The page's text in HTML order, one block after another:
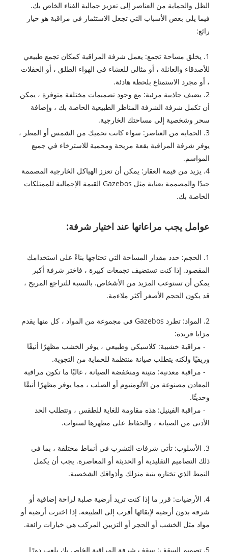
الظل والحماية من العناصر إلى تعزيز جمالية الفناء الخاص بك.
فيما يلي بعض الأسباب التي تجعل الاستثمار في مراقبة هو خيار
رائع:
1. يخلق مساحة تجمع: يعمل شرفة المراقبة كمكان تجمع طبيعي
للأصدقاء والعائلة ، أو مثالي للعشاء في الهواء الطلق ، أو الحفلات
، أو مجرد الاستمتاع بلحظة هادئة.
2. يضيف جاذبية مرئية: مع وجود تصميمات مختلفة متوفرة ، يمكن
أن تكمل شرفة الشرفة المناظر الطبيعية الخاصة بك ، وإضافة
سحر وشخصية إلى مساحتك الخارجية.
3. الحماية من العناصر: سواء كانت تحميك من الشمس أو المطر ،
يوفر شرفة المراقبة بقعة مريحة ومحمية للاسترخاء في جميع
المواسم.
4. يزيد من قيمة العقار: يمكن أن تعزز الهياكل الخارجية المصممة
جيدًا والمصممة بعناية مثل Gazebos القيمة الإجمالية للممتلكات
الخاصة بك.
عوامل يجب مراعاتها عند اختيار شرفة:
1. الحجم: حدد مقدار المساحة التي تحتاجها بناءً على استخدامك
المقصود. إذا كنت تستضيف تجمعات كبيرة ، فاختر شرفة أكبر
يمكن أن تستوعب المزيد من الأشخاص. بالنسبة للتراجع المريح ،
قد يكون الحجم الأصغر أكثر ملاءمة.
2. المواد: تطرد Gazebos في مجموعة من المواد ، كل منها يقدم
مزايا فريدة:
- مراقبة خشبية: كلاسيكي وطبيعي ، يوفر الخشب مظهرًا أنيقًا
وريفيًا ولكنه يتطلب صيانة منتظمة للحماية من التجوية.
- مراقبة معدنية: متينة ومنخفضة الصيانة ، غالبًا ما تكون مراقبة
المعادن مصنوعة من الألومنيوم أو الصلب ، مما يوفر مظهرًا أنيقًا
وحديثًا.
- مراقبة الفينيل: هذه مقاومة للغاية للطقس ، وتتطلب الحد
الأدنى من الصيانة ، والحفاظ على مظهرها لسنوات.
3. الأسلوب: تأتي شرفات التشرب في أنماط مختلفة ، بما في
ذلك التصاميم التقليدية أو الحديثة أو المعاصرة. يجب أن يكمل
النمط الذي تختاره بنية منزلك وأذواقك الشخصية.
4. الأرضيات: قرر ما إذا كنت تريد أرضية صلبة لراحة إضافية أو
شرفة بدون أرضية لإبقائها أقرب إلى الطبيعة. إذا اخترت أرضية أو
مواد مثل الخشب أو الحجر أو التزيين المركب هي خيارات رائعة.
5. تصميم السقف: سقف شرفة المراقبة الخاص بك يلعب دورًا